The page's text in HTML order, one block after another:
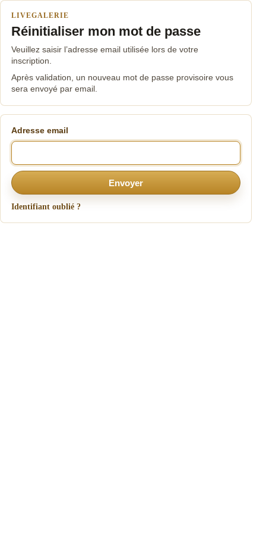
LIVEGALERIE
Réinitialiser mon mot de passe
Veuillez saisir l’adresse email utilisée lors de votre
inscription.
Après validation, un nouveau mot de passe provisoire vous
sera envoyé par email.
Adresse email
Envoyer
Identifiant oublié ?